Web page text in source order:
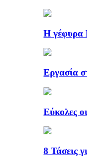
Η γέφυρα
Εργασία
Εύκολες
8 Τάσεις